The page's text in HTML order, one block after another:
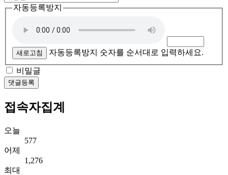
자동등록방지
새로고침 자동등록방지 숫자를 순서대로 입력하세요.
비밀글
댓글등록
접속자집계
오늘
577
어제
1,276
최대